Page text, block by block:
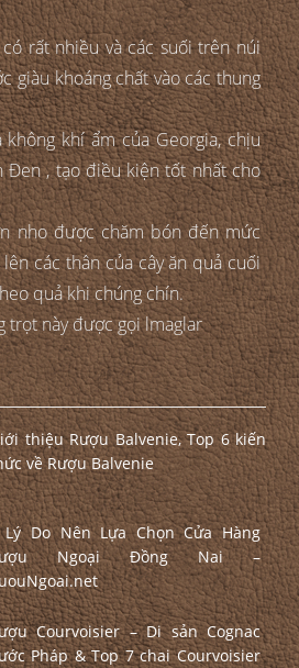
rất nhiều và các suối trên núi
giàu khoáng chất vào các thung
không khí ẩm của Georgia, chịu
Đen , tạo điều kiện tốt nhất cho
nho được chăm bón đến mức
các thân của cây ăn quả cuối
quả khi chúng chín.
trọt này được gọi lmaglar
thiệu Rượu Balvenie, Top 6 kiến
về Rượu Balvenie
Do Nên Lựa Chọn Cửa Hàng
Ngoại Đồng Nai –
Courvoisier – Di sản Cognac
Pháp & Top 7 chai Courvoisier